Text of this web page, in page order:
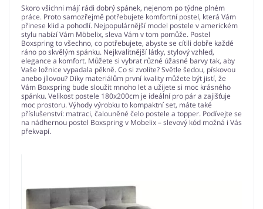
Skoro všichni májí rádi dobrý spánek, nejenom po týdne plném
práce. Proto samozřejmě potřebujete komfortní postel, která Vám
přinese klid a pohodlí. Nejpopulárnější model postele v americkém
stylu nabízí Vám Möbelix, sleva Vám v tom pomůže. Postel
Boxspring to všechno, co potřebujete, abyste se cítili dobře každé
ráno po skvělým spánku. Nejkvalitnější látky, stylový vzhled,
elegance a komfort. Můžete si vybrat různé úžasné barvy tak, aby
Vaše ložnice vypadala pěkně. Co si zvolíte? Světle šedou, pískovou
anebo jílovou? Díky materiálům první kvality můžete být jistí, že
Vám Boxspring bude sloužit mnoho let a užijete si moc krásného
spánku. Velikost postele 180x200cm je ideální pro pár a zajišťuje
moc prostoru. Výhody výrobku to kompaktní set, máte také
příslušenství: matraci, čalouněné čelo postele a topper. Podívejte se
na nádhernou postel Boxspring v Mobelix – slevový kód možná i Vás
překvapí.